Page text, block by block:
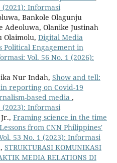
(2021): Informasi
Bankole Olagunju
Adeoluwa, Olanike Justinah
Olaimolu, Digital Media
Political Engagement in
Vol. 56 No. 1 (2026):
Nur Indah, Show and tell:
reporting on Covid-19
based media ,
(2023): Informasi
Framing science in the time
from CNN Philippines'
53 No. 1 (2023): Informasi
STRUKTURASI KOMUNIKASI
MEDIA RELATIONS DI